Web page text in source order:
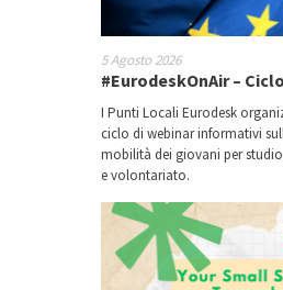
5 Agosto 2026
#EurodeskOnAir –
I Punti Locali Eurodesk
ciclo di webinar informativi
mobilità dei giovani per
e volontariato.